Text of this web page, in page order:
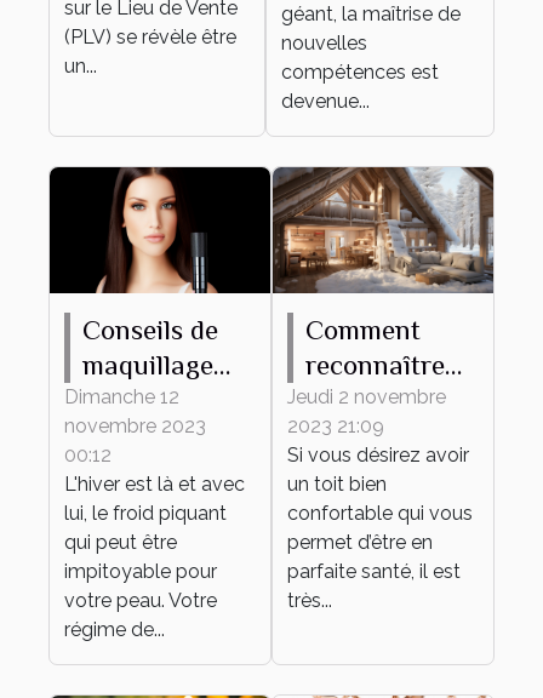
sur le Lieu de Vente
(PLV) se révèle être
un...
professionnel
géant, la maîtrise de
nouvelles
compétences est
devenue...
Conseils de
maquillage
pour protéger
votre peau du
froid hivernal
Dimanche 12
novembre 2023
00:12
L'hiver est là et avec
lui, le froid piquant
qui peut être
impitoyable pour
votre peau. Votre
régime de...
Comment
reconnaître
une maison
mal isolée ?
Jeudi 2 novembre
2023 21:09
Si vous désirez avoir
un toit bien
confortable qui vous
permet d’être en
parfaite santé, il est
très...